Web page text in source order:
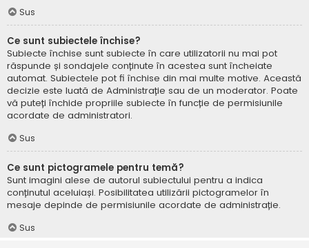
Sus
Ce sunt subiectele închise?
Subiecte închise sunt subiecte în care utilizatorii nu mai pot
răspunde și sondajele conținute în acestea sunt încheiate
automat. Subiectele pot fi închise din mai multe motive. Această
decizie este luată de Administrație sau de un moderator. Poate
vă puteți închide propriile subiecte în funcție de permisiunile
acordate de administratori.
Sus
Ce sunt pictogramele pentru temă?
Sunt imagini alese de autorul subiectului pentru a indica
conținutul aceluiași. Posibilitatea utilizării pictogramelor în
mesaje depinde de permisiunile acordate de administrație.
Sus